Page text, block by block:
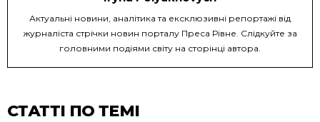
Актуальні новини, аналітика та ексклюзивні репортажі від
журналіста стрічки новин порталу Преса Рівне. Слідкуйте за
головними подіями світу на сторінці автора.
СТАТТІ ПО ТЕМІ